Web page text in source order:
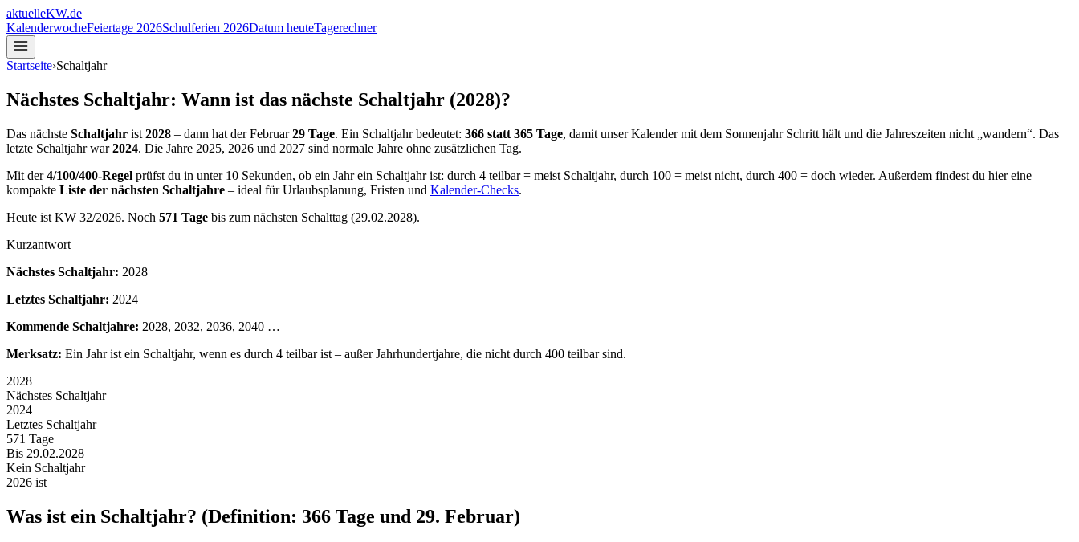
aktuelleKW.de
KalenderwocheFeiertage 2026Schulferien 2026Datum heuteTagerechner
Startseite›Schaltjahr
Nächstes Schaltjahr: Wann ist das nächste Schaltjahr (2028)?
Das nächste Schaltjahr ist 2028 – dann hat der Februar 29 Tage. Ein Schaltjahr bedeutet: 366 statt 365 Tage, damit unser Kalender mit dem Sonnenjahr Schritt hält und die Jahreszeiten nicht „wandern“. Das
letzte Schaltjahr war 2024. Die Jahre 2025, 2026 und 2027 sind normale Jahre ohne zusätzlichen Tag.
Mit der4/100/400-Regel prüfst du in unter 10 Sekunden, ob ein Jahr ein Schaltjahr ist: durch 4 teilbar = meist Schaltjahr, durch 100 = meist nicht, durch 400 = doch wieder. Außerdem findest du hier eine
kompakte Liste der nächsten Schaltjahre – ideal für Urlaubsplanung, Fristen und Kalender-Checks.
Heute ist KW 32/2026. Noch 571 Tage bis zum nächsten Schalttag (29.02.2028).
Kurzantwort
Nächstes Schaltjahr: 2028
Letztes Schaltjahr: 2024
Kommende Schaltjahre: 2028, 2032, 2036, 2040 …
Merksatz: Ein Jahr ist ein Schaltjahr, wenn es durch 4 teilbar ist – außer Jahrhundertjahre, die nicht durch 400 teilbar sind.
2028
Nächstes Schaltjahr
2024
Letztes Schaltjahr
571 Tage
Bis 29.02.2028
Kein Schaltjahr
2026 ist
Was ist ein Schaltjahr? (Definition: 366 Tage und 29. Februar)